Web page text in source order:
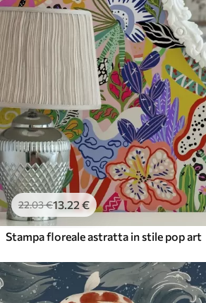
Vinile Premium
65.00 .00 € /m²
22.03€13.22€
Stampa floreale astratta in stile pop art